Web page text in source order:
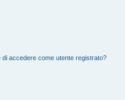
di accedere come utente registrato?